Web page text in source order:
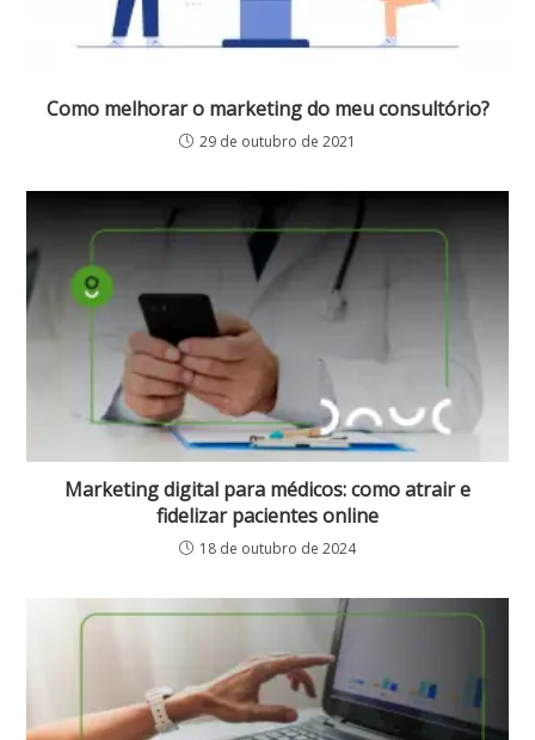
Como melhorar o marketing do meu consultório?
29 de outubro de 2021
Marketing digital para médicos: como atrair e
fidelizar pacientes online
18 de outubro de 2024